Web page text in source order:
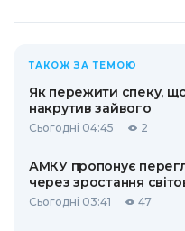
ТАКОЖ ЗА ТЕМОЮ
Як пережити спеку,
накрутив зайвого
Сьогодні 04:45 2
АМКУ пропонує
через зростання
Сьогодні 03:41 47